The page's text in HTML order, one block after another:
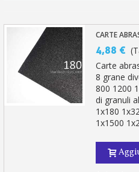
CARTE
4,88 €
Carte
8 grane
800 1200
di granuli
1x180
1x1500